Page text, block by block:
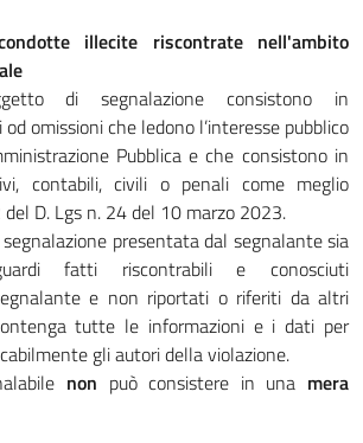
illecite riscontrate nell'ambito
di segnalazione consistono in
omissioni che ledono l’interesse pubblico
Pubblica e che consistono in
contabili, civili o penali come meglio
D. Lgs n. 24 del 10 marzo 2023.
presentata dal segnalante sia
fatti riscontrabili e conosciuti
e non riportati o riferiti da altri
tutte le informazioni e i dati per
gli autori della violazione.
non può consistere in una mera